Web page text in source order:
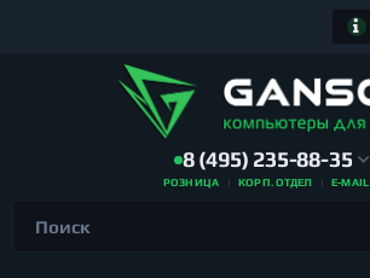
8 (495) 235-88-35
РОЗНИЦА КОРП. ОТДЕЛ E-MAIL